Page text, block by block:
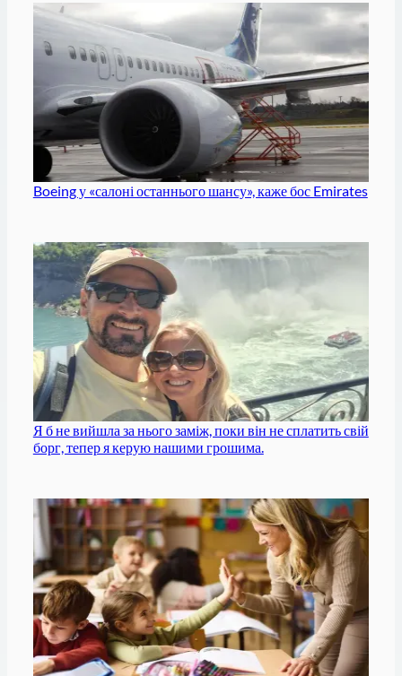
Boeing у «салоні останнього шансу», каже бос Emirates
Я б не вийшла за нього заміж, поки він не сплатить свій
борг, тепер я керую нашими грошима.